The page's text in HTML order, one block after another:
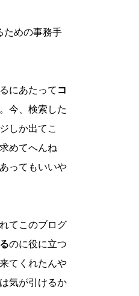
ための事務手
にあたって コ
。今、検索した
しか出てこ
めてへんね
ってもいいや
てこのブログ
のに役に立つ
てくれたんや
気が引けるか